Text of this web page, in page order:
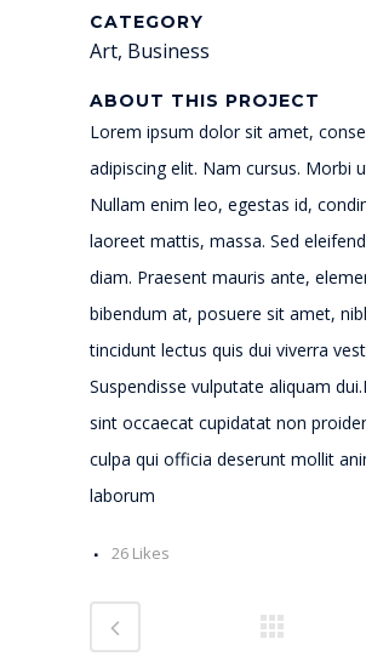
CATEGORY
Art, Business
ABOUT THIS PROJECT
Lorem ipsum dolor sit amet,
adipiscing elit. Nam cursus. Morbi
Nullam enim leo, egestas id,
laoreet mattis, massa. Sed
diam. Praesent mauris ante,
bibendum at, posuere sit amet,
tincidunt lectus quis dui viverra
Suspendisse vulputate aliquam
sint occaecat cupidatat non
culpa qui officia deserunt mollit
laborum
26 Likes